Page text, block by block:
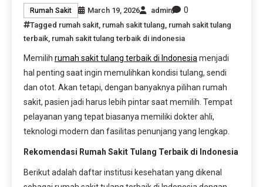
Rumah Sakit March 19, 2026 admin 0
Tagged rumah sakit, rumah sakit tulang, rumah sakit tulang
terbaik, rumah sakit tulang terbaik di indonesia
Memilih rumah sakit tulang terbaik di Indonesia menjadi
hal penting saat ingin memulihkan kondisi tulang, sendi
dan otot. Akan tetapi, dengan banyaknya pilihan rumah
sakit, pasien jadi harus lebih pintar saat memilih. Tempat
pelayanan yang tepat biasanya memiliki dokter ahli,
teknologi modern dan fasilitas penunjang yang lengkap.
Rekomendasi Rumah Sakit Tulang Terbaik di Indonesia
Berikut adalah daftar institusi kesehatan yang dikenal